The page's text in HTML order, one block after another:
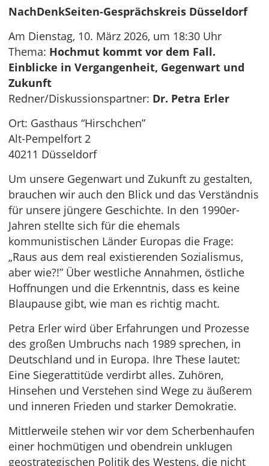
NachDenkSeiten-Gesprächskreis Düsseldorf
Am Dienstag, 10. März 2026, um 18:30 Uhr
Thema: Hochmut kommt vor dem Fall.
Einblicke in Vergangenheit, Gegenwart und
Zukunft
Redner/Diskussionspartner: Dr. Petra Erler
Ort: Gasthaus “Hirschchen”
Alt-Pempelfort 2
40211 Düsseldorf
Um unsere Gegenwart und Zukunft zu gestalten,
brauchen wir auch den Blick und das Verständnis
für unsere jüngere Geschichte. In den 1990er-
Jahren stellte sich für die ehemals
kommunistischen Länder Europas die Frage:
„Raus aus dem real existierenden Sozialismus,
aber wie?!” Über westliche Annahmen, östliche
Hoffnungen und die Erkenntnis, dass es keine
Blaupause gibt, wie man es richtig macht.
Petra Erler wird über Erfahrungen und Prozesse
des großen Umbruchs nach 1989 sprechen, in
Deutschland und in Europa. Ihre These lautet:
Eine Siegerattitüde verdirbt alles. Zuhören,
Hinsehen und Verstehen sind Wege zu äußerem
und inneren Frieden und starker Demokratie.
Mittlerweile stehen wir vor dem Scherbenhaufen
einer hochmütigen und obendrein unklugen
geostrategischen Politik des Westens, die nicht